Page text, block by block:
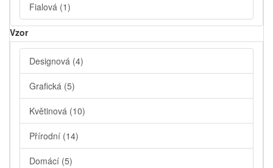
Fialová (1)
Vzor
Designová (4)
Grafická (5)
Květinová (10)
Přírodní (14)
Domácí (5)